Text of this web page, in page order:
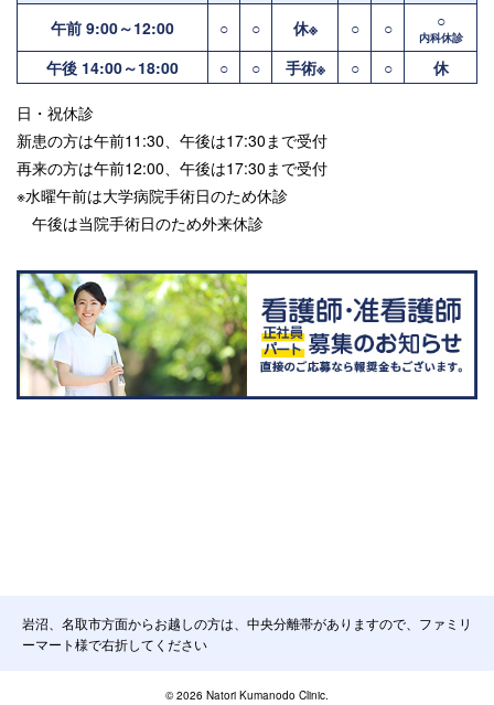
午前 9:00～12:00
○ ○ 休※ ○ ○ ○
内科休診
午後 14:00～18:00 ○ ○ 手術※ ○ ○ 休
日・祝休診
新患の方は午前11:30、午後は17:30まで受付
再来の方は午前12:00、午後は17:30まで受付
※水曜午前は大学病院手術日のため休診
午後は当院手術日のため外来休診
岩沼、名取市方面からお越しの方は、中央分離帯がありますので、ファミリ
ーマート様で右折してください
© 2026 Natori Kumanodo Clinic.